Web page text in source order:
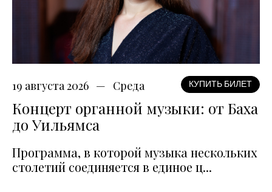
19 августа 2026 Среда КУПИТЬ БИЛЕТ
Концерт органной музыки: от Баха
до Уильямса
Программа, в которой музыка нескольких
столетий соединяется в единое ц...